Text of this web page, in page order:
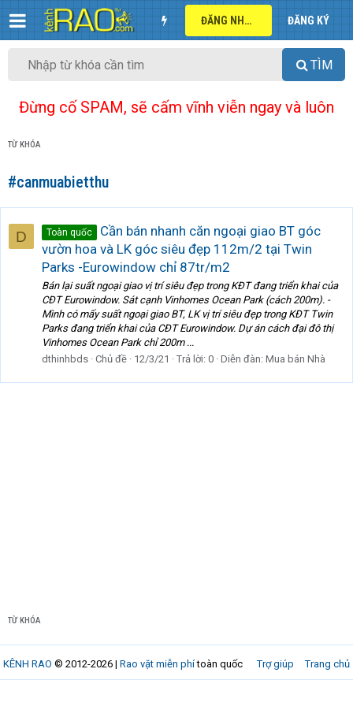
ĐĂNG NHẬP ĐĂNG KÝ
TÌM
Đừng cố SPAM, sẽ cấm vĩnh viễn ngay và luôn
TỪ KHÓA
#canmuabietthu
D Toàn quốc
Cần bán nhanh căn ngoại giao BT góc
vườn hoa và LK góc siêu đẹp 112m/2 tại Twin
Parks -Eurowindow chỉ 87tr/m2
Bán lại suất ngoại giao vị trí siêu đẹp trong KĐT đang triển khai của
CĐT Eurowindow. Sát cạnh Vinhomes Ocean Park (cách 200m). -
Mình có mấy suất ngoại giao BT, LK vị trí siêu đẹp trong KĐT Twin
Parks đang triển khai của CĐT Eurowindow. Dự án cách đại đô thị
Vinhomes Ocean Park chỉ 200m ...
dthinhbds Chủ đề 12/3/21 Trả lời: 0 Diễn đàn: Mua bán Nhà
TỪ KHÓA
Trợ giúp Trang chủ
KÊNH RAO © 2012-2026 | Rao vặt miễn phítoàn quốc